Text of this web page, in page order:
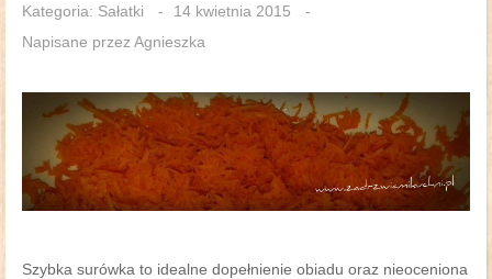
Kategoria: Sałatki
14 kwietnia 2015
Napisane przez Agnieszka
Szybka surówka to idealne dopełnienie obiadu oraz nieoceniona